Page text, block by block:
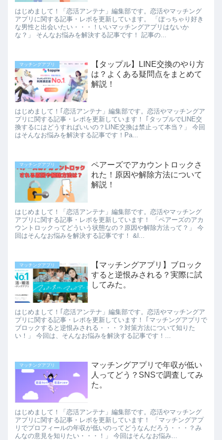
はじめまして！「恋活アンテナ」編集部です。恋活やマッチング
アプリに関する記事・レポを更新しています。 「ぽっちゃり好き
な男性と出会いたい・・・！いいマッチングアプリはないか
な？」 そんなお悩みを解決する記事です！ 記事の...
マッチングアプリ
【タップル】LINE交換のやり方
は？よくある疑問点をまとめて
解説！
はじめまして！｢恋活アンテナ」編集部です。恋活やマッチングア
プリに関する記事・レポを更新しています！ ｢タップルでLINE交
換するにはどうすればいいの？LINE交換は禁止って本当？」 今回
はそんなお悩みを解決する記事です！Pa...
マッチングアプリ
ペアーズでアカウントロックさ
れた！原因や解除方法について
解説！
はじめまして！「恋活アンテナ」編集部です。恋活やマッチング
アプリに関する記事・レポを更新しています！ 「ペアーズのアカ
ウントロックってどういう状態なの？原因や解除方法って？」 今
回はそんなお悩みを解決する記事です！ &l...
マッチングアプリ
【マッチングアプリ】ブロック
すると逆恨みされる？実際に試
してみた。
はじめまして！｢恋活アンテナ」編集部です。恋活やマッチングア
プリに関する記事・レポを更新しています！ ｢マッチングアプリで
ブロックすると逆恨みされる・・・？対策方法について知りた
い！」 今回は、そんなお悩みを解決する記事です！...
マッチングアプリ
マッチングアプリで年収が低い
人ってどう？SNSで調査してみ
た。
はじめまして！「恋活アンテナ」編集部です。恋活やマッチング
アプリに関する記事・レポを更新しています！ 「マッチングアプ
リでプロフィールの年収が低いのってどうなんだろう・・・？み
んなの意見を知りたい・・・！」 今回はそんなお悩み...